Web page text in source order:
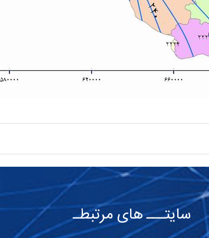
سایتـــ های مرتبطـ